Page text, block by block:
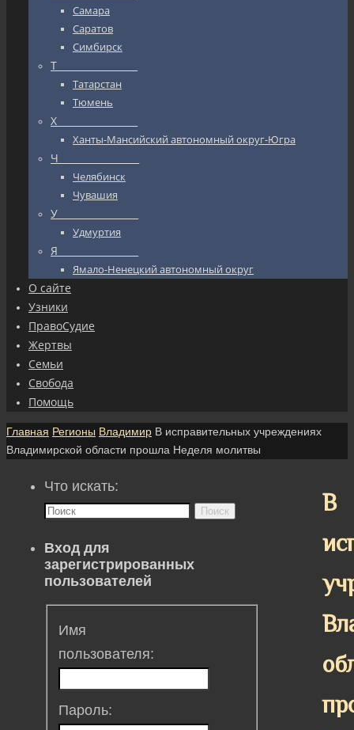
Самара
Саратов
Симбирск
Т_________________
Татарстан
Тюмень
Х_________________
Ханты-Мансийский автономный округ-Югра
Ч_________________
Челябинск
Чувашия
У_________________
Удмуртия
Я_________________
Ямало-Ненецкий автономный округ
О сайте
Узники
ПравоСудие
Жертвы
Семьи
Свобода
Помощь
Главная Регионы Владимир В исправительных учреждениях
Владимирской области прошла Неделя молитвы
В
Что искать:
Поиск
Вход для
зарегистрированных
пользователей
Имя
пользователя:
Пароль: